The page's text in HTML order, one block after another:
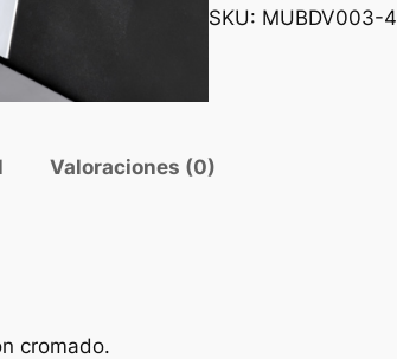
i
r
a
SKU: MUBDV003-4
Valoraciones (0)
cromado.